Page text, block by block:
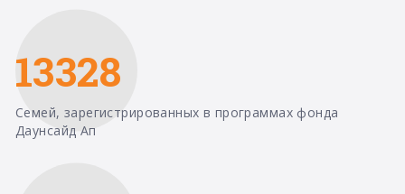
13328
Семей, зарегистрированных в программах фонда
Даунсайд Ап